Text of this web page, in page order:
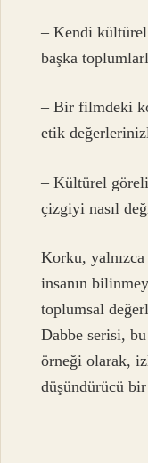
– Kendi kültürel
başka
– Bir filmdeki
etik
– Kültürel
çizgiyi nasıl
Korku,
insanın
toplumsal
Dabbe serisi,
örneği olarak,
düşündürücü